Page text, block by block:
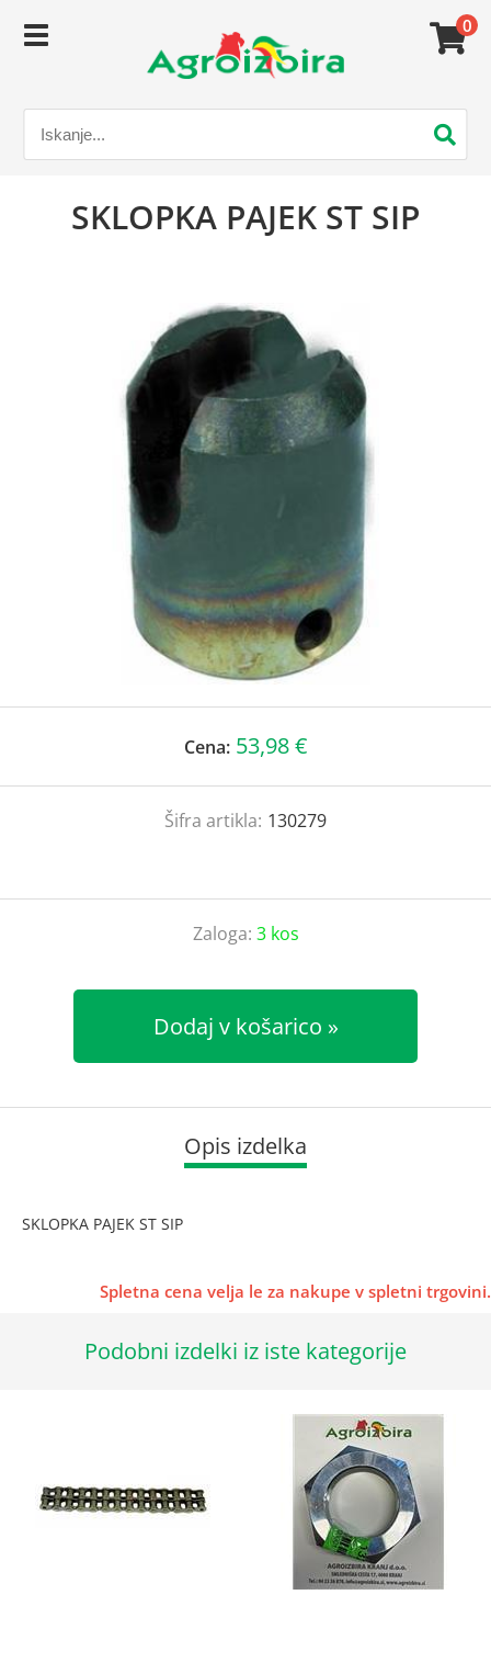
0
SKLOPKA PAJEK ST SIP
Cena: 53,98 €
Šifra artikla: 130279
Zaloga: 3 kos
Dodaj v košarico
Opis izdelka
SKLOPKA PAJEK ST SIP
Spletna cena velja le za nakupe v spletni trgovini.
Podobni izdelki iz iste kategorije